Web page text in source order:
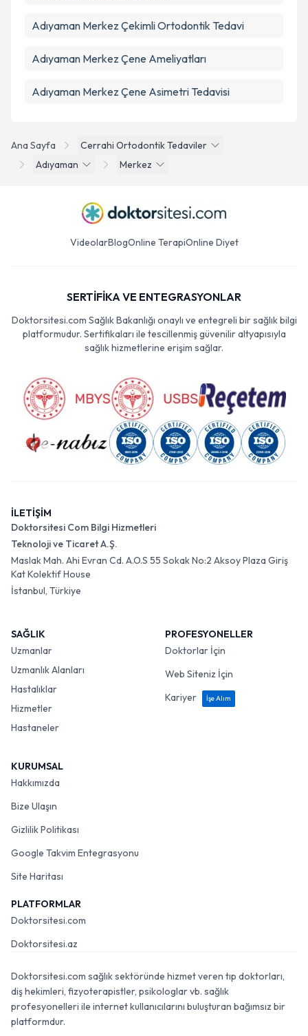
Ana Sayfa
Cerrahi Ortodontik Tedaviler
Adıyaman
Merkez
Adıyaman Merkez Çekimli Ortodontik Tedavi
Adıyaman Merkez Çene Ameliyatları
Adıyaman Merkez Çene Asimetri Tedavisi
VideolarBlogOnline TerapiOnline Diyet
SERTİFİKA VE ENTEGRASYONLAR
Doktorsitesi.com Sağlık Bakanlığı onaylı ve entegreli bir sağlık bilgi
platformudur. Sertifikaları ile tescillenmiş güvenilir altyapısıyla
sağlık hizmetlerine erişim sağlar.
İLETİŞİM
Doktorsitesi Com Bilgi Hizmetleri
Teknoloji ve Ticaret A.Ş.
Maslak Mah. Ahi Evran Cd. A.O.S 55 Sokak No:2 Aksoy Plaza Giriş
Kat Kolektif House
İstanbul, Türkiye
SAĞLIK
Uzmanlar
Uzmanlık Alanları
Hastalıklar
Hizmetler
Hastaneler
PROFESYONELLER
Doktorlar İçin
Web Siteniz İçin
Kariyer
İşe Alım
KURUMSAL
Hakkımızda
Bize Ulaşın
Gizlilik Politikası
Google Takvim Entegrasyonu
Site Haritası
PLATFORMLAR
Doktorsitesi.com
Doktorsitesi.az
Doktorsitesi.com sağlık sektöründe hizmet veren tıp doktorları,
diş hekimleri, fizyoterapistler, psikologlar vb. sağlık
profesyonelleri ile internet kullanıcılarını buluşturan bağımsız bir
platformdur.